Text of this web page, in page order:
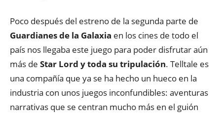
Poco después del estreno de la segunda parte de
Guardianes de la Galaxia en los cines de todo el
país nos llegaba este juego para poder disfrutar aún
más de Star Lord y toda su tripulación. Telltale es
una compañía que ya se ha hecho un hueco en la
industria con unos juegos inconfundibles: aventuras
narrativas que se centran mucho más en el guión